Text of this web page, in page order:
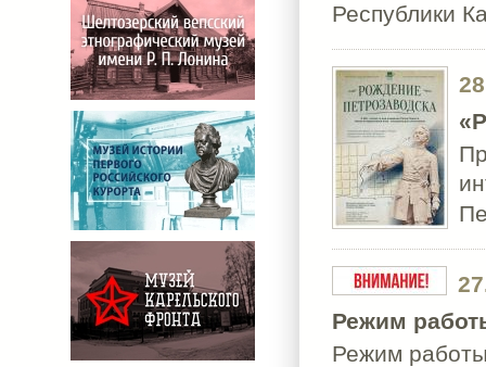
Республики
Режим
Режим